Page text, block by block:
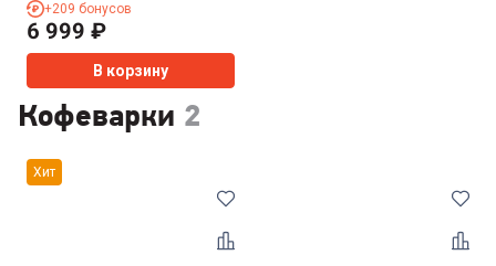
+209 бонусов
6 999 ₽
В корзину
Кофеварки 2
Хит